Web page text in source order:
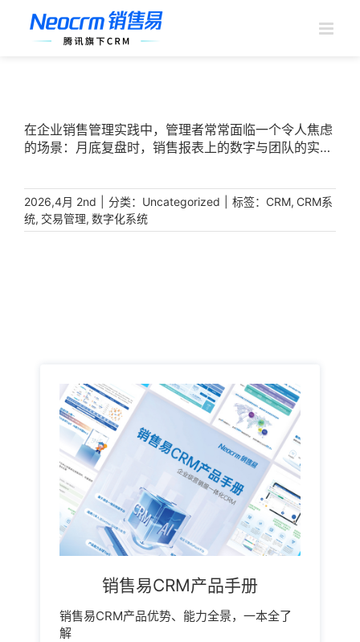
在企业销售管理实践中，管理者常常面临一个令人焦虑
的场景：月底复盘时，销售报表上的数字与团队的实际
只存在于销售人员的个人记忆中。这种“销售黑箱”现
象，直接导致商机推进效率低下、资源调配滞后、业绩
预测失准。破解这一困局的关键，在于构建一套以交易
2026,4月 2nd 分类： Uncategorized 标签： CRM, CRM系
统, 交易管理, 数字化系统
销售易CRM产品手册
销售易CRM产品优势、能力全景，一本全了
解